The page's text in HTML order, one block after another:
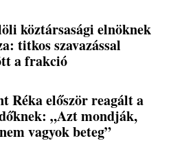
köztársasági elnöknek
titkos szavazással
a frakció
Réka először reagált a
„Azt mondják,
vagyok beteg”